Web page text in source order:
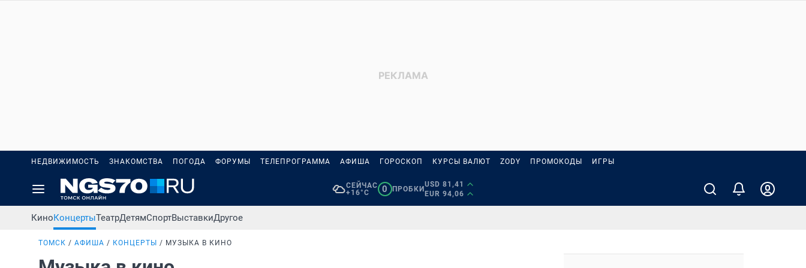
НЕДВИЖИМОСТЬ ЗНАКОМСТВА ПОГОДА ФОРУМЫ ТЕЛЕПРОГРАММА АФИША ГОРОСКОП КУРСЫ ВАЛЮТ ZODY ПРОМОКОДЫ ИГРЫ
СЕЙЧАС
+16°C
0 ПРОБКИ
USD 81,41
EUR 94,06
КиноКонцертыТеатрДетямСпортВыставкиДругое
ТОМСК АФИША КОНЦЕРТЫ МУЗЫКА В КИНО